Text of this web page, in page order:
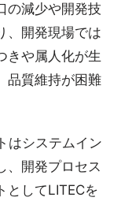
の減少や開発技
、開発現場では
きや属人化が生
品質維持が困難
はシステムイン
、開発プロセス
としてLITECを